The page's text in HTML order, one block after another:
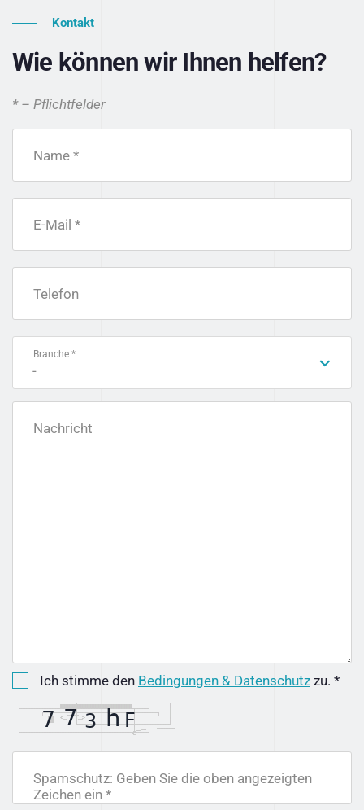
Kontakt
Wie können wir Ihnen helfen?
* – Pflichtfelder
Name *
E-Mail *
Telefon
Branche *
-
Nachricht
Ich stimme den Bedingungen & Datenschutz zu. *
Spamschutz: Geben Sie die oben angezeigten
Zeichen ein *